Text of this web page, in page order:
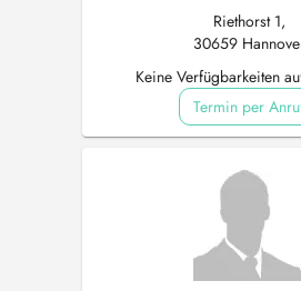
Riethorst 1,
30659
Keine Verfügbarkeiten
Termin per